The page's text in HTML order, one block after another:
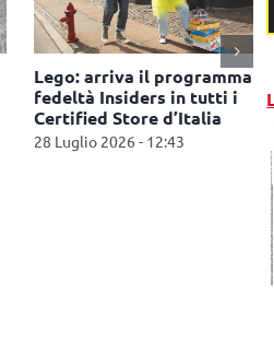
Lego: arriva il programma
fedeltà Insiders in tutti i
Certified Store d’Italia
28 Luglio 2026 - 12:43